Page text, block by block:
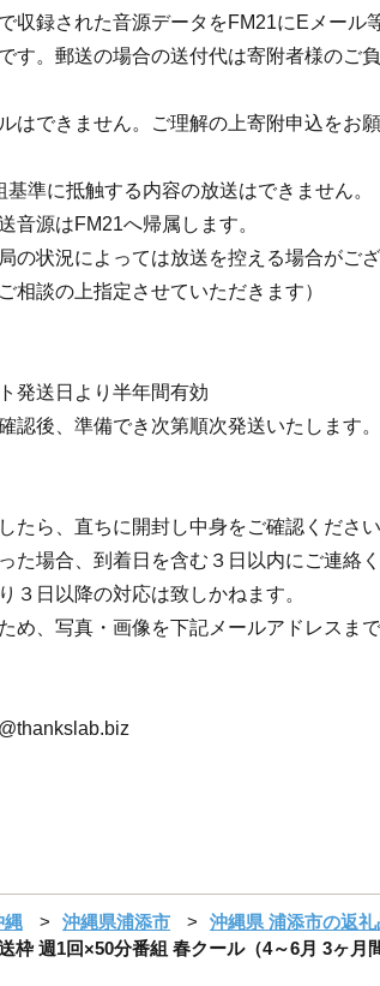
収録された音源データをFM21にEメール
す。郵送の場合の送付代は寄附者様のご
はできません。ご理解の上寄附申込をお
基準に抵触する内容の放送はできません。
音源はFM21へ帰属します。
の状況によっては放送を控える場合がござ
相談の上指定させていただきます）
発送日より半年間有効
認後、準備でき次第順次発送いたします。
たら、直ちに開封し中身をご確認ください
た場合、到着日を含む３日以内にご連絡く
３日以降の対応は致しかねます。
め、写真・画像を下記メールアドレスま
縄 沖縄県浦添市
沖縄県 浦添市の返
枠 週1回×50分番組 春クール（4～6月 3ヶ